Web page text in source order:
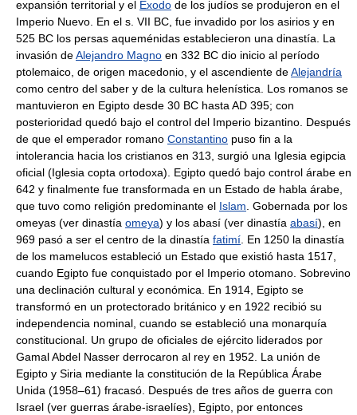
expansión territorial y el Éxodo de los judíos se produjeron en el
Imperio Nuevo. En el s. VII BC, fue invadido por los asirios y en
525 BC los persas aqueménidas establecieron una dinastía. La
invasión deAlejandro Magno en 332 BC dio inicio al período
ptolemaico, de origen macedonio, y el ascendiente deAlejandría
como centro del saber y de la cultura helenística. Los romanos se
mantuvieron en Egipto desde 30 BC hasta AD 395; con
posterioridad quedó bajo el control del Imperio bizantino. Después
de que el emperador romano Constantino puso fin a la
intolerancia hacia los cristianos en 313, surgió una Iglesia egipcia
oficial (Iglesia copta ortodoxa). Egipto quedó bajo control árabe en
642 y finalmente fue transformada en un Estado de habla árabe,
que tuvo como religión predominante el Islam. Gobernada por los
omeyas (ver dinastía omeya) y los abasí (ver dinastía abasí), en
969 pasó a ser el centro de la dinastía fatimí. En 1250 la dinastía
de los mamelucos estableció un Estado que existió hasta 1517,
cuando Egipto fue conquistado por el Imperio otomano. Sobrevino
una declinación cultural y económica. En 1914, Egipto se
transformó en un protectorado británico y en 1922 recibió su
independencia nominal, cuando se estableció una monarquía
constitucional. Un grupo de oficiales de ejército liderados por
Gamal Abdel Nasser derrocaron al rey en 1952. La unión de
Egipto y Siria mediante la constitución de la República Árabe
Unida (1958–61) fracasó. Después de tres años de guerra con
Israel (ver guerras árabe-israelíes), Egipto, por entonces